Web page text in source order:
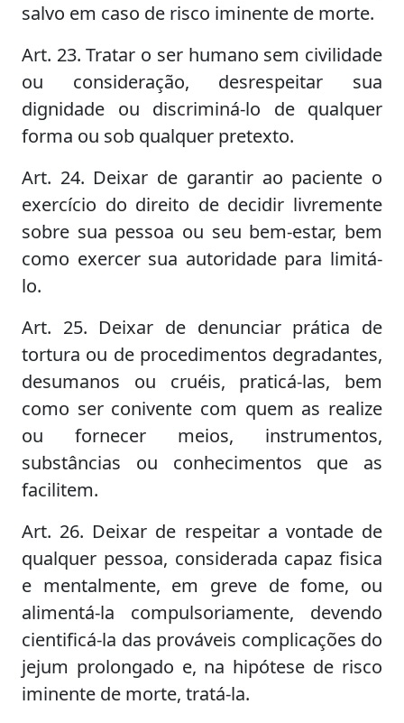
salvo em caso de risco iminente de morte.
Art. 23. Tratar o ser humano sem civilidade
ou consideração, desrespeitar sua
dignidade ou discriminá-lo de qualquer
forma ou sob qualquer pretexto.
Art. 24. Deixar de garantir ao paciente o
exercício do direito de decidir livremente
sobre sua pessoa ou seu bem-estar, bem
como exercer sua autoridade para limitá-
lo.
Art. 25. Deixar de denunciar prática de
tortura ou de procedimentos degradantes,
desumanos ou cruéis, praticá-las, bem
como ser conivente com quem as realize
ou fornecer meios, instrumentos,
substâncias ou conhecimentos que as
facilitem.
Art. 26. Deixar de respeitar a vontade de
qualquer pessoa, considerada capaz fisica
e mentalmente, em greve de fome, ou
alimentá-la compulsoriamente, devendo
cientificá-la das prováveis complicações do
jejum prolongado e, na hipótese de risco
iminente de morte, tratá-la.